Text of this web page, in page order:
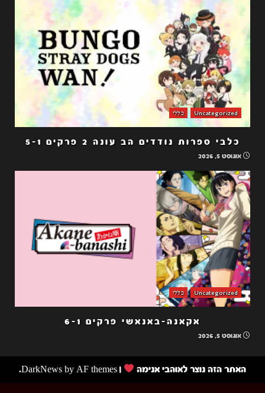
Uncategorized כללי
כלבי ספרות נודדים הב עונה 2 פרקים 5-1
אוגוסט 5, 2026
Uncategorized כללי
אקאנה-באנאשי פרקים 6-1
אוגוסט 5, 2026
האתר הזה נוצר לאוהבי אנימה |
DarkNewsby AF themes.